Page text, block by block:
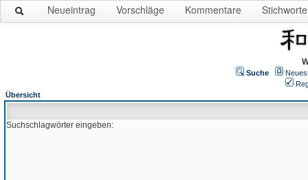
Neueintrag Vorschläge Kommentare Stichworte
Suche
Übersicht
Suchschlagwörter eingeben: